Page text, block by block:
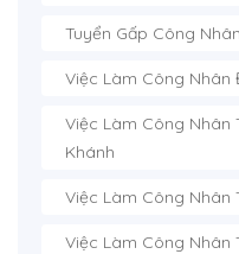
Tuyển Gấp Công
Việc Làm Công Nhân
Việc Làm Công Nhân
Khánh
Việc Làm Công Nhân
Việc Làm Công Nhân